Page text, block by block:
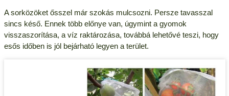
A sorközöket ősszel már szokás mulcsozni. Persze tavasszal
sincs késő. Ennek több előnye van, úgymint a gyomok
visszaszorítása, a víz raktározása, továbbá lehetővé teszi, hogy
esős időben is jól bejárható legyen a terület.